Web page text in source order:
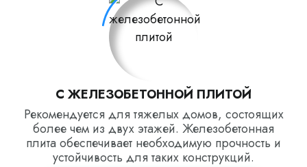
С ЖЕЛЕЗОБЕТОННОЙ ПЛИТОЙ
Рекомендуется для тяжелых домов, состоящих
более чем из двух этажей. Железобетонная
плита обеспечивает необходимую прочность и
устойчивость для таких конструкций.